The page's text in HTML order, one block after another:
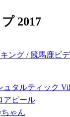
2017
ュタルティック
アピール
ちゃん